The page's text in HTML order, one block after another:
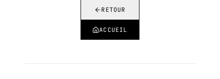
RETOUR
ACCUEIL